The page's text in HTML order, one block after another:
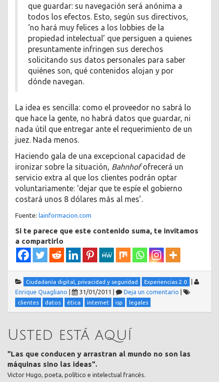
que guardar: su navegación será anónima a
todos los efectos. Esto, según sus directivos,
‘no hará muy felices a los lobbies de la
propiedad intelectual’ que persiguen a quienes
presuntamente infringen sus derechos
solicitando sus datos personales para saber
quiénes son, qué contenidos alojan y por
dónde navegan.
La idea es sencilla: como el proveedor no sabrá lo
que hace la gente, no habrá datos que guardar, ni
nada útil que entregar ante el requerimiento de un
juez. Nada menos.
Haciendo gala de una excepcional capacidad de
ironizar sobre la situación, Bahnhofofrecerá un
servicio extra al que los clientes podrán optar
voluntariamente: ‘dejar que te espíe el gobierno
costará unos 8 dólares más al mes’.
Fuente: lainformacion.com
Si te parece que este contenido suma, te invitamos
a compartirlo
Ciudadanía digital, privacidad y seguridad Experiencias 2.0
|
Enrique Quagliano | 31/01/2011 | Deja un comentario |
clientes datos ética internet isp legales
Usted está aquí
"Las que conducen y arrastran al mundo no son las
máquinas sino las ideas".
Victor Hugo, poeta, político e intelectual francés.